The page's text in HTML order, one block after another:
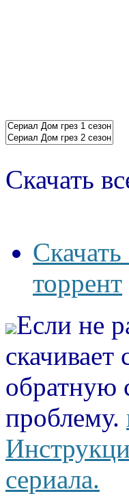
Скачать
торрент
Если не
обратную
проблему.
сериала.